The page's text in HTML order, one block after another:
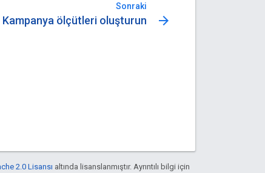
Sonraki
Kampanya ölçütleri oluşturun arrow_forward
2.0 Lisansı altında lisanslanmıştır. Ayrıntılı bilgi için